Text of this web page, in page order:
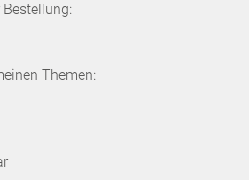
Bestellung:
Themen: